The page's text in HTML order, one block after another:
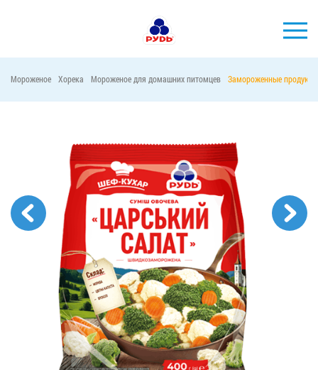
КОМПАНИЯ
ПОТРЕБИТЕЛЯМ
АКЦИИ
ПРЕСС-ЦЕНТР
ХОРЕКА
Тендерные закупки
Контакты
Вакансии
Мороженое Хорека Мороженое для домашних питомцев Замороженные продукты